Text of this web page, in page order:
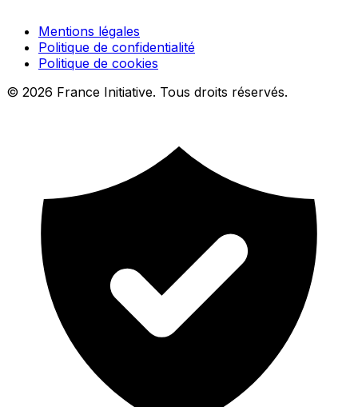
Mentions légales
Politique de confidentialité
Politique de cookies
© 2026 France Initiative. Tous droits réservés.